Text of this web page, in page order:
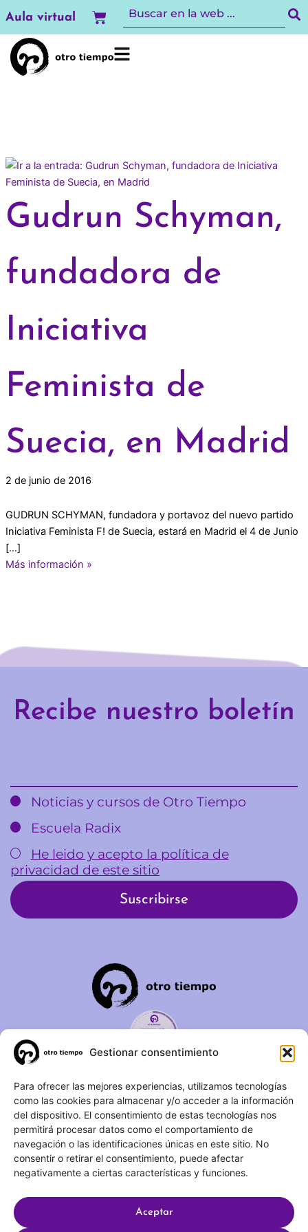
Gestionar consentimiento
Para ofrecer las mejores experiencias, utilizamos tecnologías
como las cookies para almacenar y/o acceder a la información
del dispositivo. El consentimiento de estas tecnologías nos
permitirá procesar datos como el comportamiento de
navegación o las identificaciones únicas en este sitio. No
consentir o retirar el consentimiento, puede afectar
negativamente a ciertas características y funciones.
Aceptar
al
contenido
Aula virtual Carrito
Gudrun Schyman,
fundadora de
Iniciativa
Feminista de
Suecia, en Madrid
2 de junio de 2016
GUDRUN SCHYMAN, fundadora y portavoz del nuevo partido
Iniciativa Feminista F! de Suecia, estará en Madrid el 4 de Junio
[…]
Más información »
Recibe nuestro boletín
Noticias y cursos de Otro Tiempo
Escuela Radix
He leido y acepto la política de
privacidad de este sitio
C/ Duque de Fernán Núñez,
2 – 1ºA 28012 – Madrid
(+34) 623 183 283
info@otrotiempo.org